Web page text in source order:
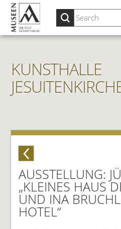
KUNSTHALLE
AUSSTELLUNG:
„KLEINES HAUS
UND INA
HOTEL“